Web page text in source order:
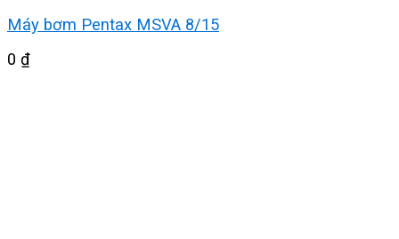
Máy bơm Pentax MSVA 8/15
0 ₫